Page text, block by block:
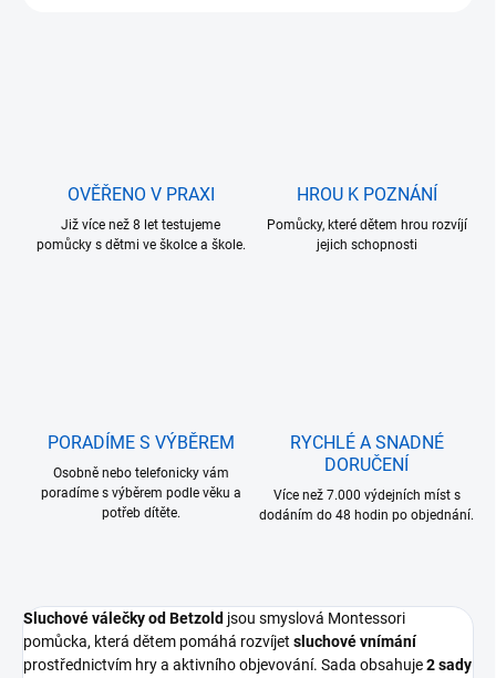
OVĚŘENO V PRAXI
Již více než 8 let testujeme
pomůcky s dětmi ve školce a škole.
HROU K POZNÁNÍ
Pomůcky, které dětem hrou rozvíjí
jejich schopnosti
PORADÍME S VÝBĚREM
Osobně nebo telefonicky vám
poradíme s výběrem podle věku a
potřeb dítěte.
RYCHLÉ A SNADNÉ
DORUČENÍ
Více než 7.000 výdejních míst s
dodáním do 48 hodin po objednání.
Sluchové válečky od Betzold jsou smyslová Montessori
pomůcka, která dětem pomáhá rozvíjet sluchové vnímání
prostřednictvím hry a aktivního objevování. Sada obsahuje2 sady